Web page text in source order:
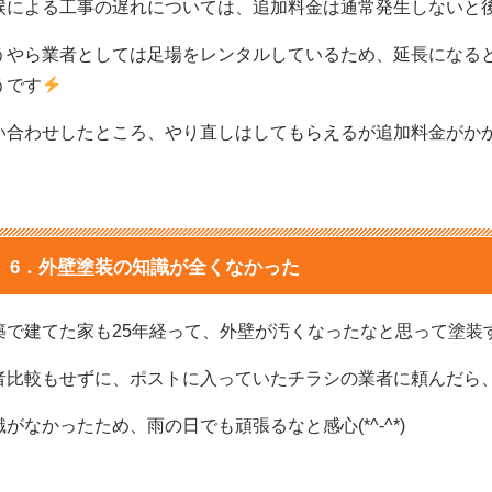
による工事の遅れについては、追加料金は通常発生しないと
やら業者としては足場をレンタルしているため、延長になる
です
合わせしたところ、やり直しはしてもらえるが追加料金が
6．外壁塗装の知識が全くなかった
で建てた家も25年経って、外壁が汚くなったなと思って塗装
比較もせずに、ポストに入っていたチラシの業者に頼んだら
がなかったため、雨の日でも頑張るなと感心(*^-^*)